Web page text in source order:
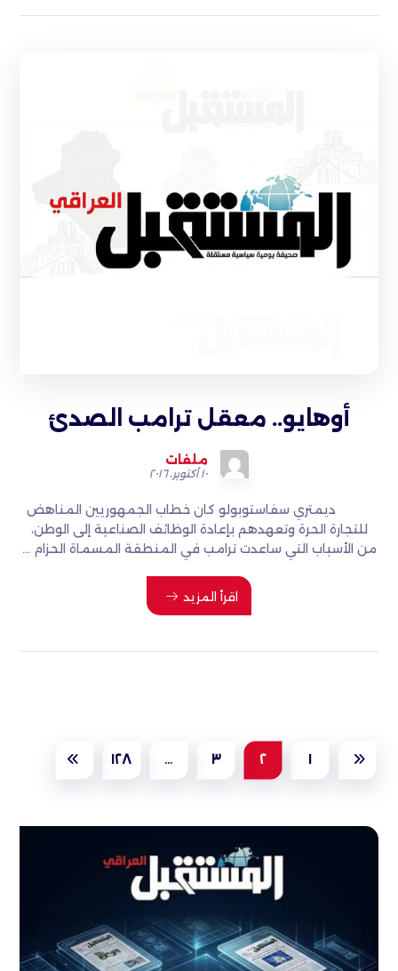
أوهايو.. معقل ترامب الصدئ
ملفات
١٠ أكتوبر، ٢٠١٦
ديمتري سفاستوبولو كان خطاب الجمهوريين المناهض
للتجارة الحرة وتعهدهم بإعادة الوظائف الصناعية إلى الوطن،
من الأسباب التي ساعدت ترامب في المنطقة المسماة الحزام ...
اقرأ المزيد
٢ ٣ … ١٢٨